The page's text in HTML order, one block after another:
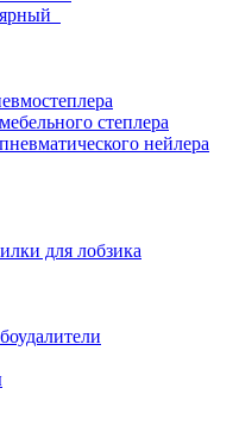
степлера
нейлера
для лобзика